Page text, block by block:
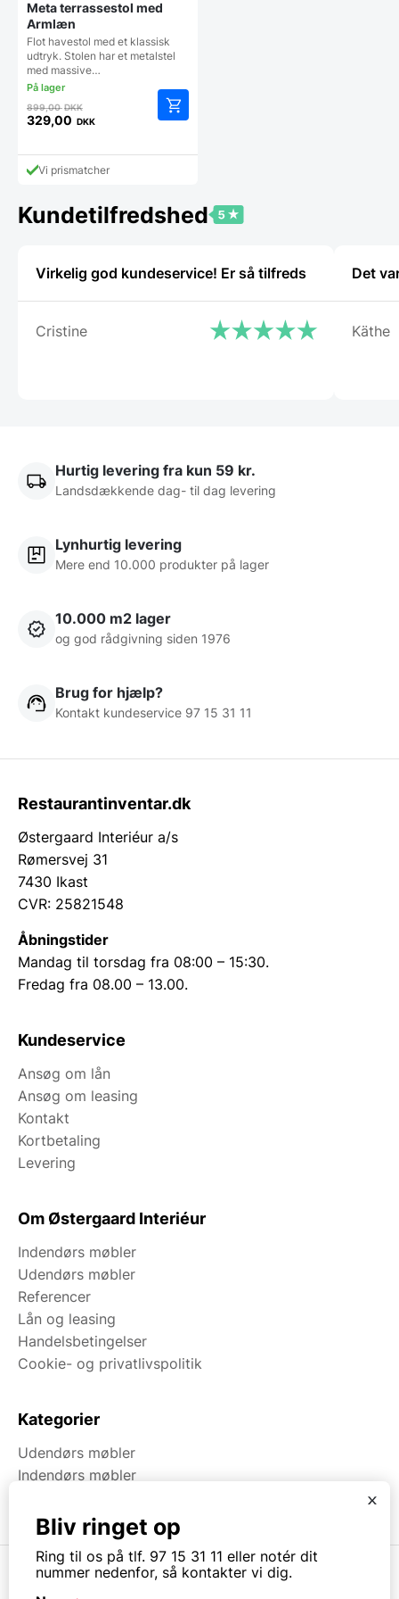
Meta terrassestol med
Armlæn
Flot havestol med et klassisk
udtryk. Stolen har et metalstel
med massive…
899,00DKKDen
oprindelige
var:
899,00 DKK.
329,00 DKK
aktuelle
prisVi prismatcher
Kundetilfredshed
Virkelig god kundeservice! Er så tilfreds
Cristine
Det
Käthe
Hurtig levering fra kun 59 kr.
Landsdækkende dag- til dag levering
Lynhurtig levering
Mere end 10.000 produkter på lager
10.000 m2 lager
og god rådgivning siden 1976
Brug for hjælp?
Kontakt kundeservice 97 15 31 11
Restaurantinventar.dk
Østergaard Interiéur a/s
Rømersvej 31
7430 Ikast
CVR: 25821548
Åbningstider
Mandag til torsdag fra 08:00 – 15:30.
Fredag fra 08.00 – 13.00.
Kundeservice
Ansøg om lån
Ansøg om leasing
Kontakt
Kortbetaling
Levering
Om Østergaard Interiéur
Indendørs møbler
Udendørs møbler
Referencer
Lån og leasing
Handelsbetingelser
Cookie- og privatlivspolitik
Kategorier
Udendørs møbler
Indendørs møbler
x
Bliv ringet op
Ring til os på tlf. 97 15 31 11 eller notér dit
nummer nedenfor, så kontakter vi dig.